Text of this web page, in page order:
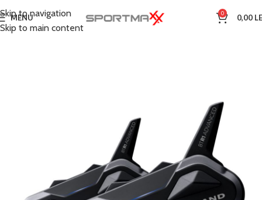
Skip to navigation
Skip to main content
MENU 0 0,00